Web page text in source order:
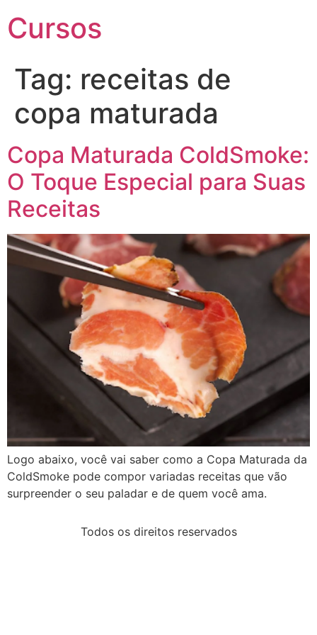
Cursos
Tag: receitas de
copa maturada
Copa Maturada ColdSmoke:
O Toque Especial para Suas
Receitas
Logo abaixo, você vai saber como a Copa Maturada da
ColdSmoke pode compor variadas receitas que vão
surpreender o seu paladar e de quem você ama.
Todos os direitos reservados